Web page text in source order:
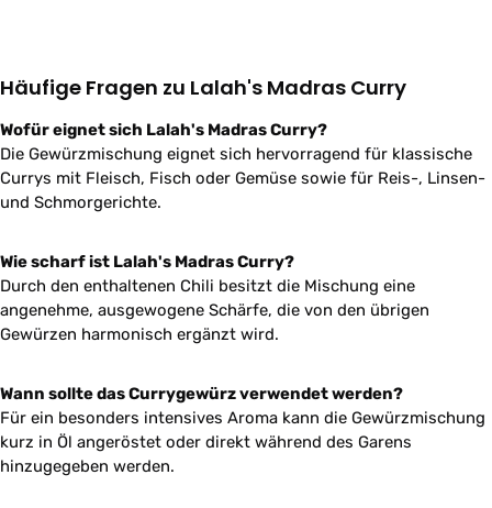
Häufige Fragen zu Lalah's Madras Curry
Wofür eignet sich Lalah's Madras Curry?
Die Gewürzmischung eignet sich hervorragend für klassische
Currys mit Fleisch, Fisch oder Gemüse sowie für Reis-, Linsen-
und Schmorgerichte.
Wie scharf ist Lalah's Madras Curry?
Durch den enthaltenen Chili besitzt die Mischung eine
angenehme, ausgewogene Schärfe, die von den übrigen
Gewürzen harmonisch ergänzt wird.
Wann sollte das Currygewürz verwendet werden?
Für ein besonders intensives Aroma kann die Gewürzmischung
kurz in Öl angeröstet oder direkt während des Garens
hinzugegeben werden.